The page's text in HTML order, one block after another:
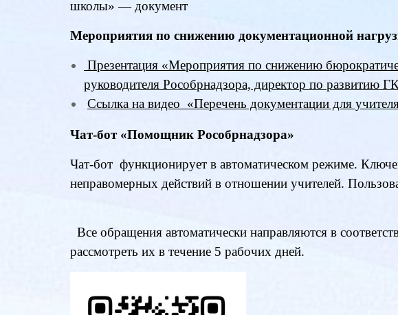
школы» — документ
Мероприятия по снижению документационной
Презентация «Мероприятия по снижению
руководителя Рособрнадзора, директор по развитию
Ссылка на видео «Перечень документации для
Чат-бот «Помощник Рособрнадзора»
Чат-бот функционирует в автоматическом режиме.
неправомерных действий в отношении учителей.
Все обращения автоматически направляются в
рассмотреть их в течение 5 рабочих дней.